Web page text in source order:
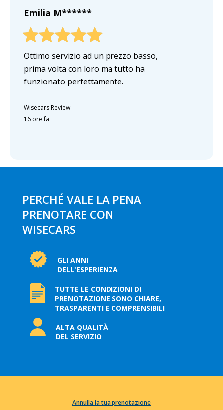
Emilia M******
Ottimo servizio ad un prezzo basso,
prima volta con loro ma tutto ha
funzionato perfettamente.
Wisecars Review-
16 ore fa
PERCHÉ VALE LA PENA
PRENOTARE CON
WISECARS
GLI ANNI
DELL'ESPERIENZA
TUTTE LE CONDIZIONI DI
PRENOTAZIONE SONO CHIARE,
TRASPARENTI E COMPRENSIBILI
ALTA QUALITÀ
DEL SERVIZIO
Annulla la tua prenotazione